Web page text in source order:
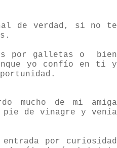
de verdad, si no te
por galletas o
bien
yo confío en ti y
mucho de mi amiga
de vinagre y venía
por curiosidad